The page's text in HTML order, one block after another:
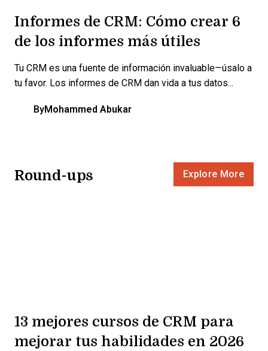
Informes de CRM: Cómo crear 6
de los informes más útiles
Tu CRM es una fuente de información invaluable—úsalo a
tu favor. Los informes de CRM dan vida a tus datos...
ByMohammed Abukar
Round-ups Explore More
13 mejores cursos de CRM para
mejorar tus habilidades en 2026